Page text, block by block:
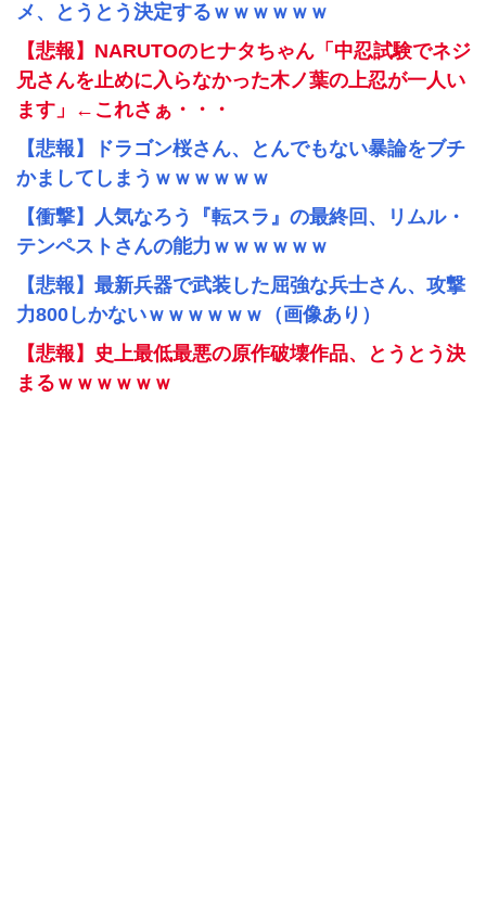
メ、とうとう決定するｗｗｗｗｗｗ
【悲報】NARUTOのヒナタちゃん「中忍試験でネジ
兄さんを止めに入らなかった木ノ葉の上忍が一人い
ます」←これさぁ・・・
【悲報】ドラゴン桜さん、とんでもない暴論をブチ
かましてしまうｗｗｗｗｗｗ
【衝撃】人気なろう『転スラ』の最終回、リムル・
テンペストさんの能力ｗｗｗｗｗｗ
【悲報】最新兵器で武装した屈強な兵士さん、攻撃
力800しかないｗｗｗｗｗｗ（画像あり）
【悲報】史上最低最悪の原作破壊作品、とうとう決
まるｗｗｗｗｗｗ